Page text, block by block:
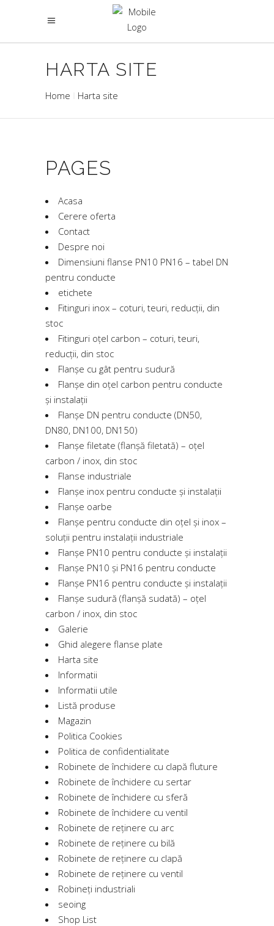
HARTA SITE
Home Harta site
PAGES
Acasa
Cerere oferta
Contact
Despre noi
Dimensiuni flanse PN10 PN16 – tabel DN
pentru conducte
etichete
Fitinguri inox – coturi, teuri, reducții, din
stoc
Fitinguri oțel carbon – coturi, teuri,
reducții, din stoc
Flanșe cu gât pentru sudură
Flanșe din oțel carbon pentru conducte
și instalații
Flanșe DN pentru conducte (DN50,
DN80, DN100, DN150)
Flanșe filetate (flanșă filetată) – oțel
carbon / inox, din stoc
Flanse industriale
Flanșe inox pentru conducte și instalații
Flanșe oarbe
Flanșe pentru conducte din oțel și inox –
soluții pentru instalații industriale
Flanșe PN10 pentru conducte și instalații
Flanșe PN10 și PN16 pentru conducte
Flanșe PN16 pentru conducte și instalații
Flanșe sudură (flanșă sudată) – oțel
carbon / inox, din stoc
Galerie
Ghid alegere flanse plate
Harta site
Informatii
Informatii utile
Listă produse
Magazin
Politica Cookies
Politica de confidentialitate
Robinete de închidere cu clapă fluture
Robinete de închidere cu sertar
Robinete de închidere cu sferă
Robinete de închidere cu ventil
Robinete de reținere cu arc
Robinete de reținere cu bilă
Robinete de reținere cu clapă
Robinete de reținere cu ventil
Robineți industriali
seoing
Shop List